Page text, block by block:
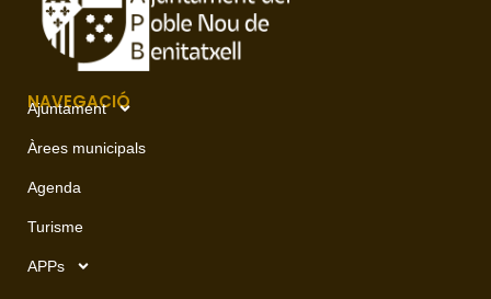
NAVEGACIÓ
Ajuntament
Àrees municipals
Agenda
Turisme
APPs